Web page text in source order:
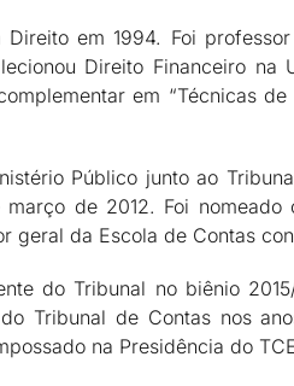
em 1994. Foi
Direito Financeiro
em “Técnicas
Público junto ao
de 2012. Foi
geral da Escola de Contas
do Tribunal no biênio
Tribunal de Contas nos
na Presidência do